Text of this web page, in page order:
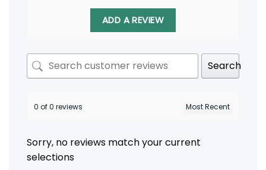
ADD A REVIEW
Search
0 of 0 reviews
Sorry, no reviews match your current
selections